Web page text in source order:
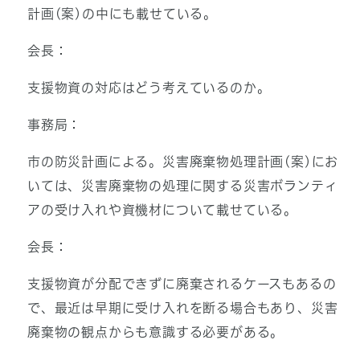
計画(案)の中にも載せている。
会長：
支援物資の対応はどう考えているのか。
事務局：
市の防災計画による。災害廃棄物処理計画(案)にお
いては、災害廃棄物の処理に関する災害ボランティ
アの受け入れや資機材について載せている。
会長：
支援物資が分配できずに廃棄されるケースもあるの
で、最近は早期に受け入れを断る場合もあり、災害
廃棄物の観点からも意識する必要がある。